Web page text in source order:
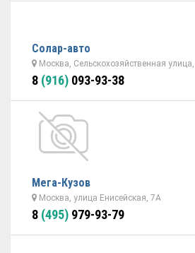
Солар-авто
Москва, Сельскохозяйственная
8 (916) 093-93-38
Мега-Кузов
Москва, улица Енисейская, 7А
8 (495) 979-93-79